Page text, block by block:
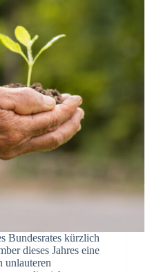
Bundesrates kürzlich
dieses Jahres eine
unlauteren